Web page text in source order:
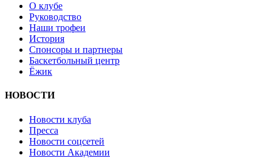
О клубе
Руководство
Наши трофеи
История
Спонсоры и партнеры
Баскетбольный центр
Ёжик
НОВОСТИ
Новости клуба
Пресса
Новости соцсетей
Новости Академии